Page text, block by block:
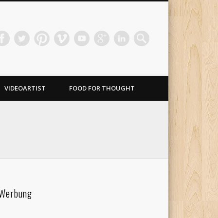
VIDEOARTIST FOOD FOR THOUGHT